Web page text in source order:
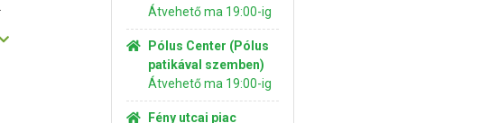
Átvehető ma 19:00-ig
Pólus Center (Pólus
patikával szemben)
Átvehető ma 19:00-ig
Fény utcai piac